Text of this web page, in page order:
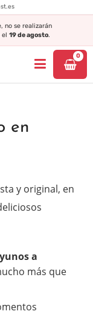
no se realizarán
el 19 de agosto.
0
en
y original, en
a
más que